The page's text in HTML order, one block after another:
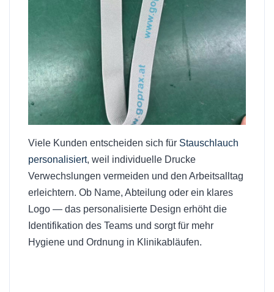
Viele Kunden entscheiden sich für Stauschlauch
personalisiert, weil individuelle Drucke
Verwechslungen vermeiden und den Arbeitsalltag
erleichtern. Ob Name, Abteilung oder ein klares
Logo — das personalisierte Design erhöht die
Identifikation des Teams und sorgt für mehr
Hygiene und Ordnung in Klinikabläufen.